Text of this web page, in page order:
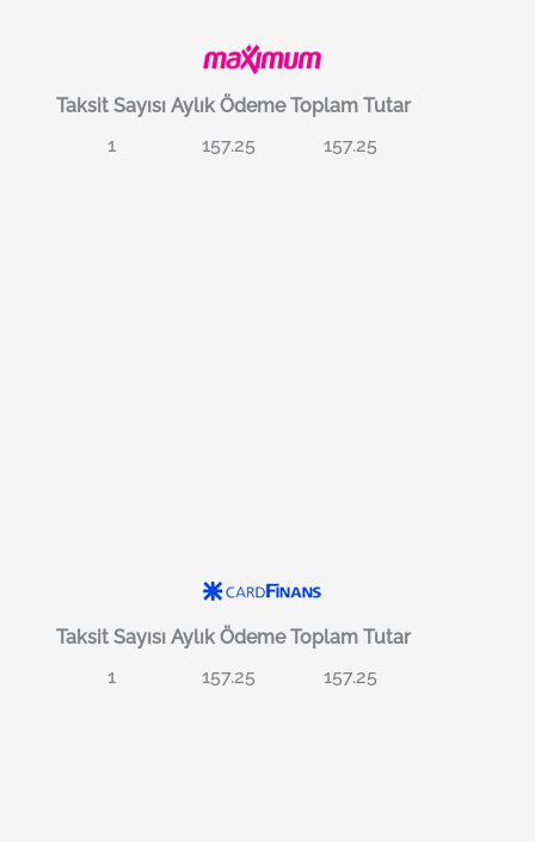
Taksit Sayısı Aylık Ödeme Toplam Tutar
1
157.25 157.25
Taksit Sayısı Aylık Ödeme Toplam Tutar
1
157.25 157.25